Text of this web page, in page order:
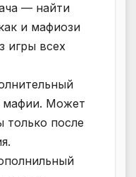
— найти
и мафиози
игры всех
мафии. Может
только после